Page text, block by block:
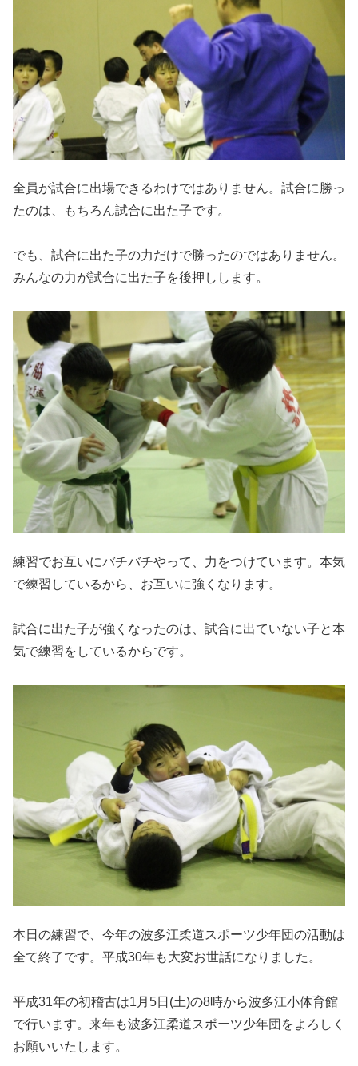
全員が試合に出場できるわけではありません。試合に勝っ
たのは、もちろん試合に出た子です。
でも、試合に出た子の力だけで勝ったのではありません。
みんなの力が試合に出た子を後押しします。
練習でお互いにバチバチやって、力をつけています。本気
で練習しているから、お互いに強くなります。
試合に出た子が強くなったのは、試合に出ていない子と本
気で練習をしているからです。
本日の練習で、今年の波多江柔道スポーツ少年団の活動は
全て終了です。平成30年も大変お世話になりました。
平成31年の初稽古は1月5日(土)の8時から波多江小体育館
で行います。来年も波多江柔道スポーツ少年団をよろしく
お願いいたします。